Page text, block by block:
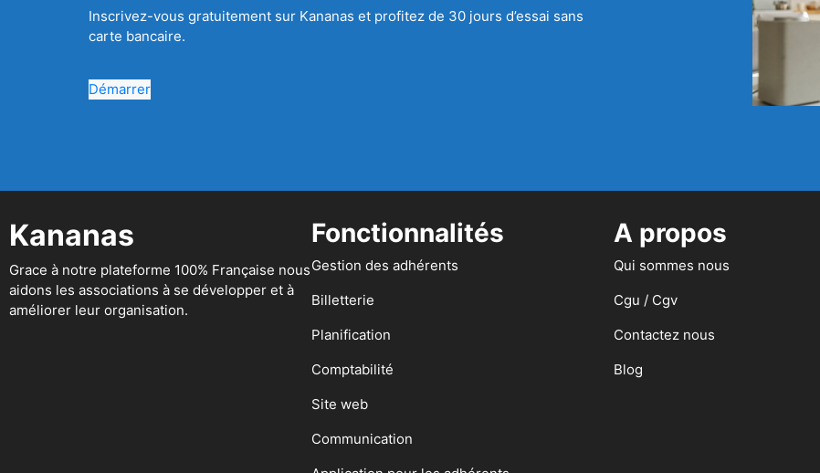
Inscrivez-vous gratuitement sur Kananas et profitez de 30 jours d’essai sans
carte bancaire.
Démarrer
Kananas
Grace à notre plateforme 100% Française nous
aidons les associations à se développer et à
améliorer leur organisation.
Fonctionnalités
Gestion des adhérents
Billetterie
Planification
Comptabilité
Site web
Communication
A propos
Qui sommes nous
Cgu / Cgv
Contactez nous
Blog